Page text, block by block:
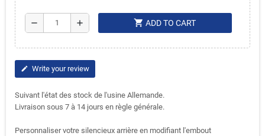
remove add shopping_cart ADD TO CART
edit Write your review
Suivant l'état des stock de l'usine Allemande.
Livraison sous 7 à 14 jours en règle générale.
Personnaliser votre silencieux arrière en modifiant l'embout